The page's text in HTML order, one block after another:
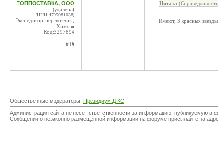
ТОППОСТАВКА, ООО
(удалена)
(ИНН:4705081038)
Экспедитор-перевозчик ,
Химози
Код:3297894
#19
Цитата
Имеют, 3 красных звезды
Общественные модераторы: Президиум Д КС
Администрация сайта не несет ответственности за информацию, публикуемую
Сообщения о незаконно размещенной информации на форуме присылайте на